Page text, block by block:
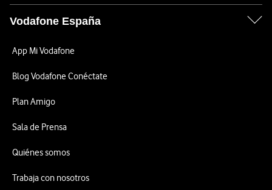
Vodafone España
App Mi Vodafone
Blog Vodafone Conéctate
Plan Amigo
Sala de Prensa
Quiénes somos
Trabaja con nosotros